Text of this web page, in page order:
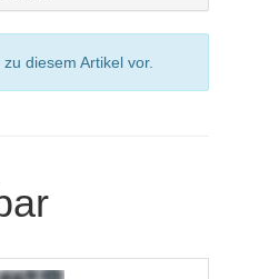
diesem Artikel vor.